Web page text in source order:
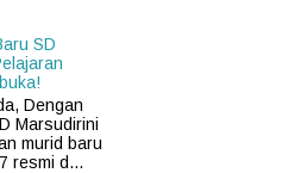
SD
Dengan
Marsudirini
murid baru
resmi d...